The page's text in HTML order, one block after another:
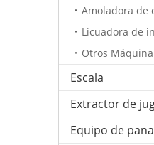
Amoladora de
Licuadora de
Escala
Extractor de
Equipo de